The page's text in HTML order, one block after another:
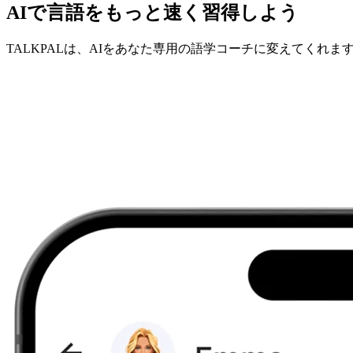
AIで言語をもっと速く習得しよう
TALKPALは、AIをあなた専用の語学コーチに変えてくれま